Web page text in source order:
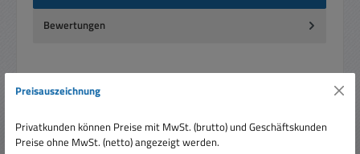
Bewertungen
Produktgalerie überspringen
Ähnliche Produkte
Preisauszeichnung
Privatkunden können Preise mit MwSt. (brutto) und Geschäftskunden
Preise ohne MwSt. (netto) angezeigt werden.